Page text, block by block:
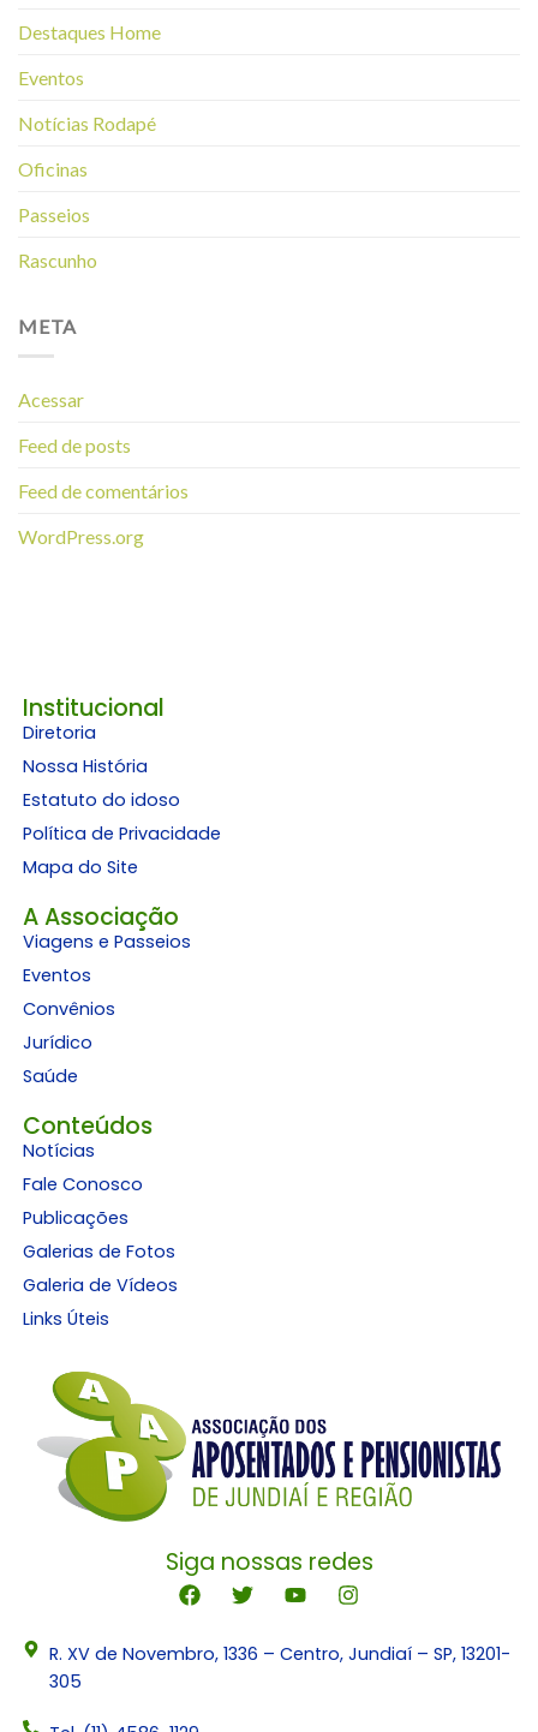
Destaques Home
Eventos
Notícias Rodapé
Oficinas
Passeios
Rascunho
META
Acessar
Feed de posts
Feed de comentários
WordPress.org
Institucional
Diretoria
Nossa História
Estatuto do idoso
Política de Privacidade
Mapa do Site
A Associação
Viagens e Passeios
Eventos
Convênios
Jurídico
Saúde
Conteúdos
Notícias
Fale Conosco
Publicações
Galerias de Fotos
Galeria de Vídeos
Links Úteis
Siga nossas redes
R. XV de Novembro, 1336 – Centro, Jundiaí – SP, 13201-
305